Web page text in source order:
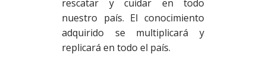
rescatar y cuidar en todo
nuestro país. El conocimiento
adquirido se multiplicará y
replicará en todo el país.